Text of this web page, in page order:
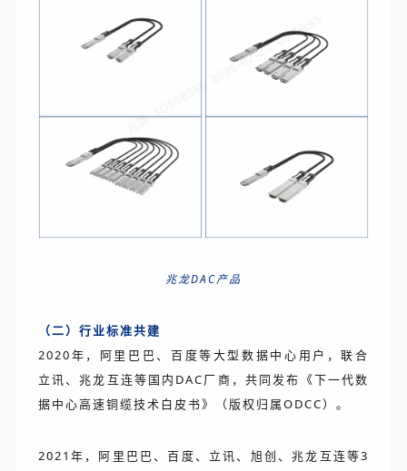
兆龙DAC产品
（二）行业标准共建
2020年，阿里巴巴、百度等大型数据中心用户，联合
立讯、兆龙互连等国内DAC厂商，共同发布《下一代数
据中心高速铜缆技术白皮书》（版权归属ODCC）。
2021年，阿里巴巴、百度、立讯、旭创、兆龙互连等3